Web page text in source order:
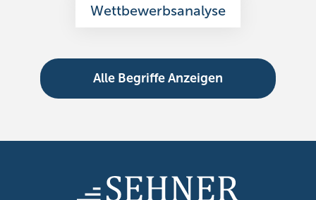
Wettbewerbsanalyse
Alle Begriffe Anzeigen